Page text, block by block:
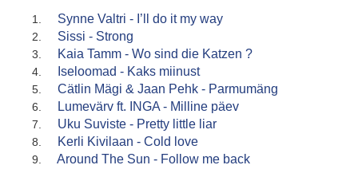
Synne Valtri - I’ll do it my way
Sissi - Strong
Kaia Tamm - Wo sind die Katzen ?
Iseloomad - Kaks miinust
Cätlin Mägi & Jaan Pehk - Parmumäng
Lumevärv ft. INGA - Milline päev
Uku Suviste - Pretty little liar
Kerli Kivilaan - Cold love
Around The Sun - Follow me back